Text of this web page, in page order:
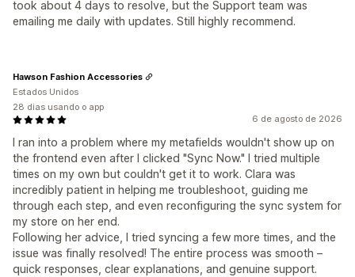
took about 4 days to resolve, but the Support team was
emailing me daily with updates. Still highly recommend.
6 de agosto de 2026
I ran into a problem where my metafields wouldn't show up on
the frontend even after I clicked "Sync Now." I tried multiple
times on my own but couldn't get it to work. Clara was
incredibly patient in helping me troubleshoot, guiding me
through each step, and even reconfiguring the sync system for
my store on her end.
Following her advice, I tried syncing a few more times, and the
issue was finally resolved! The entire process was smooth –
quick responses, clear explanations, and genuine support.
Hawson Fashion Accessories
Estados Unidos
28 dias usando o app